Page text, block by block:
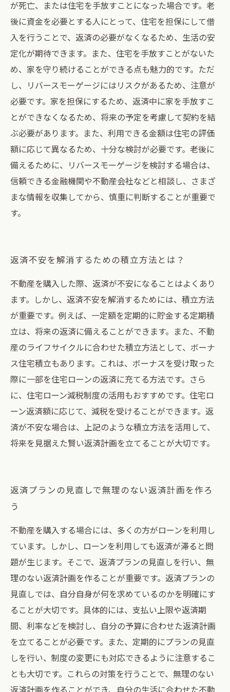
が死亡、または住宅を手放すことになった場合です。老
後に資金を必要とする人にとって、住宅を担保にして借
入を行うことで、返済の必要がなくなるため、生活の安
定化が期待できます。また、住宅を手放すことがないた
め、家を守り続けることができる点も魅力的です。ただ
し、リバースモーゲージにはリスクがあるため、注意が
必要です。家を担保にするため、返済中に家を手放すこ
とができなくなるため、将来の予定を考慮して契約を結
ぶ必要があります。また、利用できる金額は住宅の評価
額に応じて異なるため、十分な検討が必要です。老後に
備えるために、リバースモーゲージを検討する場合は、
信頼できる金融機関や不動産会社などと相談し、さまざ
まな情報を収集してから、慎重に判断することが重要で
す。
返済不安を解消するための積立方法とは？
不動産を購入した際、返済が不安になることはよくあり
ます。しかし、返済不安を解消するためには、積立方法
が重要です。例えば、一定額を定期的に貯金する定期積
立は、将来の返済に備えることができます。また、不動
産のライフサイクルに合わせた積立方法として、ボーナ
ス住宅積立もあります。これは、ボーナスを受け取った
際に一部を住宅ローンの返済に充てる方法です。さら
に、住宅ローン減税制度の活用もおすすめです。住宅ロ
ーン返済額に応じて、減税を受けることができます。返
済が不安な場合は、上記のような積立方法を活用して、
将来を見据えた賢い返済計画を立てることが大切です。
返済プランの見直しで無理のない返済計画を作ろ
う
不動産を購入する場合には、多くの方がローンを利用し
ています。しかし、ローンを利用しても返済が滞ると問
題が生じます。そこで、返済プランの見直しを行い、無
理のない返済計画を作ることが重要です。返済プランの
見直しでは、自分自身が何を求めているのかを明確にす
ることが大切です。具体的には、支払い上限や返済期
間、利率などを検討し、自分の予算に合わせた返済計画
を立てることが必要です。また、定期的にプランの見直
しを行い、制度の変更にも対応できるように注意するこ
とも大切です。これらの対策を行うことで、無理のない
返済計画を作ることができ、自分の生活に合わせた不動